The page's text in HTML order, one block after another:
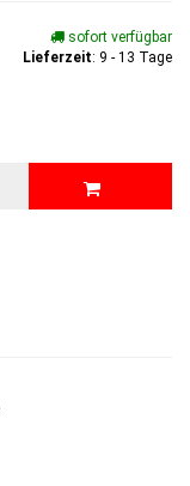
sofort verfügbar
Lieferzeit: 9 - 13 Tage